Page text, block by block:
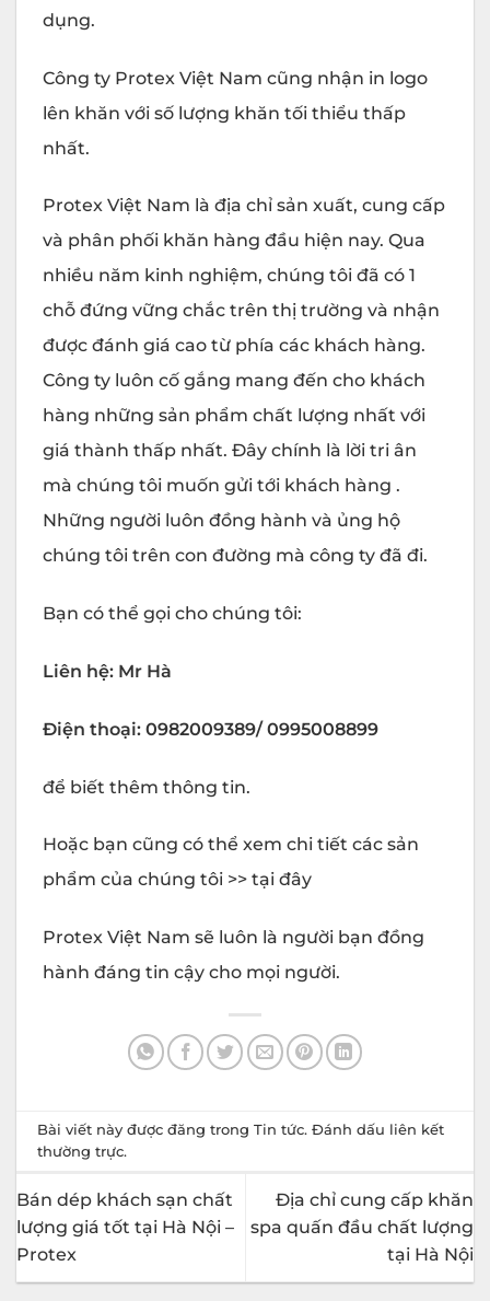
dụng.
Công ty Protex Việt Nam cũng nhận in logo
lên khăn với số lượng khăn tối thiểu thấp
nhất.
Protex Việt Nam là địa chỉ sản xuất, cung cấp
và phân phối khăn hàng đầu hiện nay. Qua
nhiều năm kinh nghiệm, chúng tôi đã có 1
chỗ đứng vững chắc trên thị trường và nhận
được đánh giá cao từ phía các khách hàng.
Công ty luôn cố gắng mang đến cho khách
hàng những sản phẩm chất lượng nhất với
giá thành thấp nhất. Đây chính là lời tri ân
mà chúng tôi muốn gửi tới khách hàng .
Những người luôn đồng hành và ủng hộ
chúng tôi trên con đường mà công ty đã đi.
Bạn có thể gọi cho chúng tôi:
Liên hệ: Mr Hà
Điện thoại: 0982009389/ 0995008899
để biết thêm thông tin.
Hoặc bạn cũng có thể xem chi tiết các sản
phẩm của chúng tôi >> tại đây
Protex Việt Nam sẽ luôn là người bạn đồng
hành đáng tin cậy cho mọi người.
Bài viết này được đăng trongTin tức. Đánh dấu liên kết
thường trực.
Bán dép khách sạn chất
lượng giá tốt tại Hà Nội –
Protex
Địa chỉ cung cấp khăn
spa quấn đầu chất lượng
tại Hà Nội